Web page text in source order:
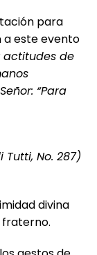
para
a este evento
actitudes de
“Para
No. 287)
divina